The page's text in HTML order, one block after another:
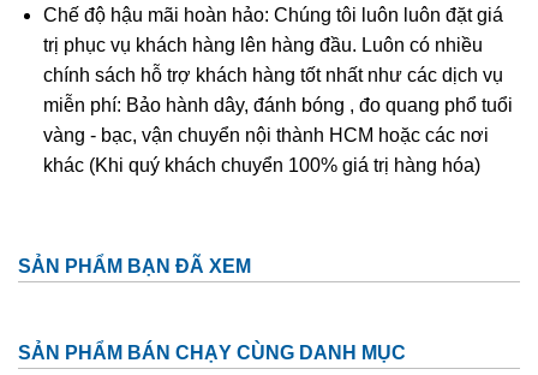
sức khoẻ.
Chế độ hậu mãi hoàn hảo: Chúng tôi luôn luôn đặt giá
trị phục vụ khách hàng lên hàng đầu. Luôn có nhiều
chính sách hỗ trợ khách hàng tốt nhất như các dịch vụ
miễn phí: Bảo hành dây, đánh bóng , đo quang phổ tuổi
vàng - bạc, vận chuyển nội thành HCM hoặc các nơi
khác (Khi quý khách chuyển 100% giá trị hàng hóa)
SẢN PHẨM BẠN ĐÃ XEM
SẢN PHẨM BÁN CHẠY CÙNG DANH MỤC